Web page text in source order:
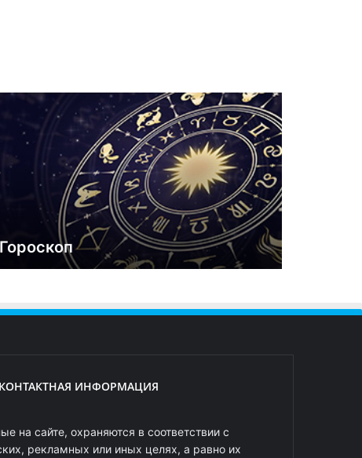
Гороскоп
КОНТАКТНАЯ ИНФОРМАЦИЯ
на сайте, охраняются в соответствии с
рекламных или иных целях, а равно их